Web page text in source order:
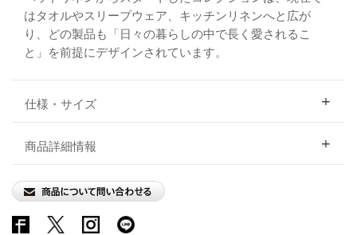
はタオルやスリープウェア、キッチンリネンへと広が
り、どの製品も「日々の暮らしの中で長く愛されるこ
と」を前提にデザインされています。
仕様・サイズ
商品詳細情報